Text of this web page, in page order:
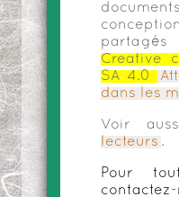
Creative
SA 4.0
dans les
Voir
lecteurs .
Pour